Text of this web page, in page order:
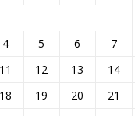
4 5 6 7
11 12 13 14
18 19 20 21